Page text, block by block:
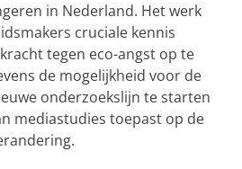
in Nederland. Het werk
cruciale kennis
tegen eco-angst op te
de mogelijkheid voor de
onderzoekslijn te starten
mediastudies toepast op de